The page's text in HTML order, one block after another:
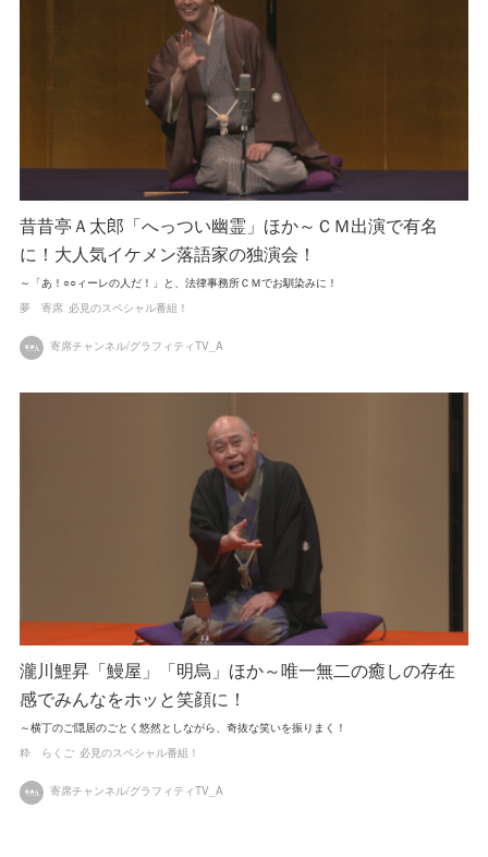
昔昔亭Ａ太郎「へっつい幽霊」ほか～ＣＭ出演で有名
に！大人気イケメン落語家の独演会！
～「あ！○○ィーレの人だ！」と、法律事務所ＣＭでお馴染みに！
夢 寄席 必見のスペシャル番組！
寄席チャンネル/グラフィティTV_A
瀧川鯉昇「鰻屋」「明烏」ほか～唯一無二の癒しの存在
感でみんなをホッと笑顔に！
～横丁のご隠居のごとく悠然としながら、奇抜な笑いを振りまく！
粋 らくご 必見のスペシャル番組！
寄席チャンネル/グラフィティTV_A